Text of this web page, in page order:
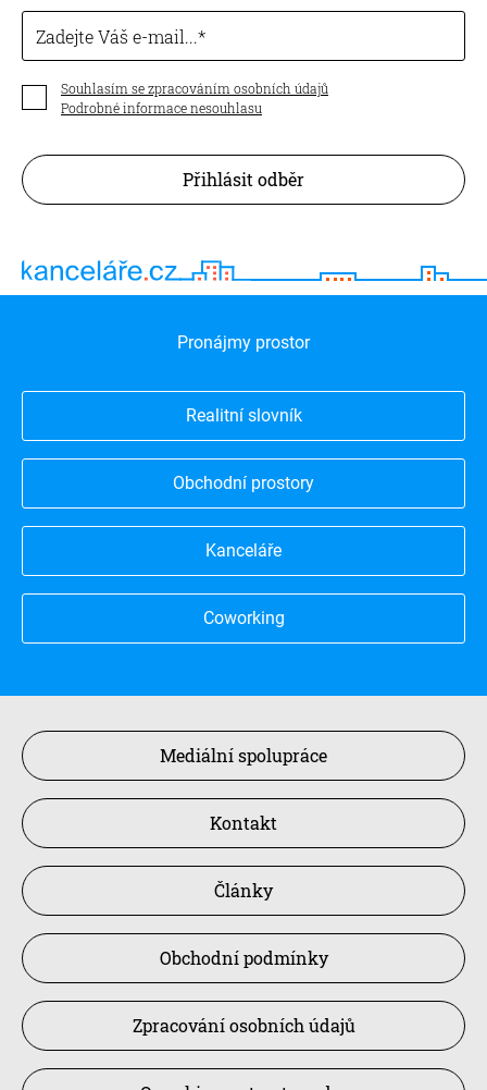
Zadejte Váš e-mail...
Souhlasím se zpracováním osobních údajů
Podrobné informace nesouhlasu
Přihlásit odběr
Pronájmy prostor
Realitní slovník
Obchodní prostory
Kanceláře
Coworking
Mediální spolupráce
Kontakt
Články
Obchodní podmínky
Zpracování osobních údajů